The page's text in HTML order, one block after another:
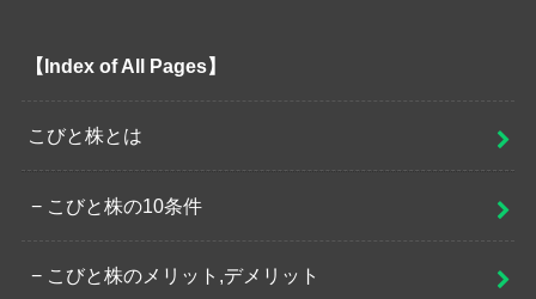
【Index of All Pages】
こびと株とは
こびと株の10条件
こびと株のメリット,デメリット